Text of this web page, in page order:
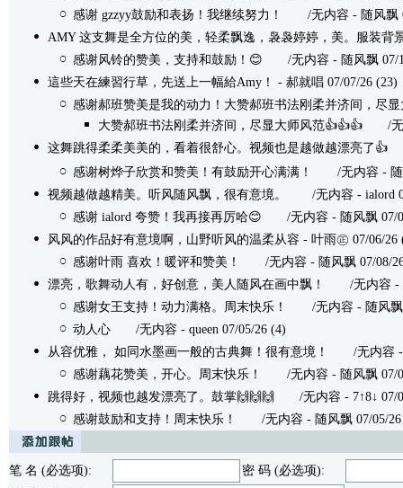
感谢 gzzyy鼓励和表扬！我继续努力！
/无内容 - 随风飘
AMY 这支舞是全方位的美，轻柔飘逸，袅袅婷婷，美。服装背
感谢风铃的赞美，支持和鼓励！😊 /无内容 - 随风飘 07/
這些天在練習行草，先送上一幅給Amy！
- 郝就唱 07/07/26 (23)
感谢郝班赞美是我的动力！大赞郝班书法刚柔并济间，尽
大赞郝班书法刚柔并济间，尽显大师风范👍👍👍 /无
这舞跳得柔柔美美的，看着很舒心。视频也是越做越漂亮了👍
感谢树烨子欣赏和赞美！有鼓励开心满满！
/无内容 - 随
视频越做越精美。听风随风飘，很有意境。
/无内容 - ialord
感谢 ialord 夸赞！我再接再厉哈😊 /无内容 - 随风飘 07/
风风的作品好有意境啊，山野听风的温柔从容 - 叶雨㊣ 07/06/26
感谢叶雨 喜欢！暖评和赞美！
/无内容 - 随风飘 07/08/
漂亮，歌舞动人有，好创意，美人随风在画中飘！
/无内容 -
感谢女王支持！动力满格。周末快乐！
/无内容 - 随风飘
动人心 /无内容 - queen 07/05/26 (4)
从容优雅， 如同水墨画一般的古典舞！很有意境！
/无内容 -
感谢藕花赞美，开心。周末快乐！
/无内容 - 随风飘 07/
跳得好，视频也越发漂亮了。鼓掌🙌🙌🙌
/无内容 - 7↑8↓ 07/
感谢鼓励和支持！周末快乐！
/无内容 - 随风飘 07/05/26
笔 名 (必选项):
密 码 (必选项):